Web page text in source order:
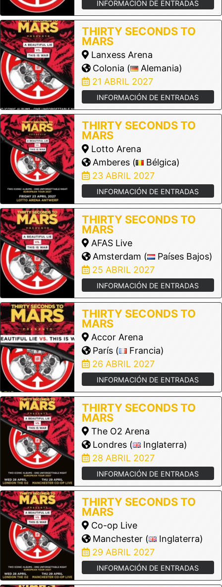
INFORMACIÓN DE ENTRADAS
THIRTY SECONDS TO
MARS
Lanxess Arena
Colonia (
Alemania)
21 ABRIL 2027
INFORMACIÓN DE ENTRADAS
THIRTY SECONDS TO
MARS
Lotto Arena
Amberes (
Bélgica)
23 ABRIL 2027
INFORMACIÓN DE ENTRADAS
THIRTY SECONDS TO
MARS
AFAS Live
Amsterdam (
Países Bajos)
25 ABRIL 2027
INFORMACIÓN DE ENTRADAS
THIRTY SECONDS TO
MARS
Accor Arena
París (
Francia)
26 ABRIL 2027
INFORMACIÓN DE ENTRADAS
THIRTY SECONDS TO
MARS
The O2 Arena
Londres (
Inglaterra)
28 ABRIL 2027
INFORMACIÓN DE ENTRADAS
THIRTY SECONDS TO
MARS
Co-op Live
Manchester (
Inglaterra)
29 ABRIL 2027
INFORMACIÓN DE ENTRADAS